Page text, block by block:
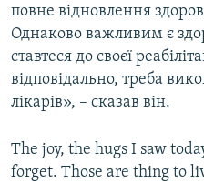
повне відновлення
Однаково важливим є
ставтеся до своєї
відповідально, треба
лікарів», – сказав він.
The joy, the hugs I saw
forget. Those are thing to